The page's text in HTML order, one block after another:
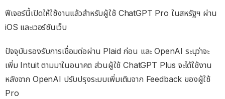
ฟีเจอร์นี้เปิดให้ใช้งานแล้วสำหรับผู้ใช้ ChatGPT Pro ในสหรัฐฯ ผ่าน
iOS และเวอร์ชันเว็บ
ปัจจุบันรองรับการเชื่อมต่อผ่าน Plaid ก่อน และ OpenAI ระบุว่าจะ
เพิ่ม Intuit ตามมาในอนาคต ส่วนผู้ใช้ ChatGPT Plus จะได้ใช้งาน
หลังจาก OpenAI ปรับปรุงระบบเพิ่มเติมจาก Feedback ของผู้ใช้
Pro